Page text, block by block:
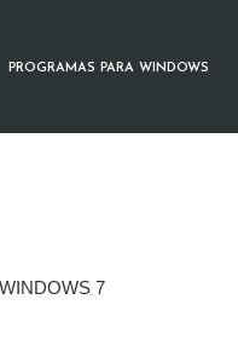
PROGRAMAS PARA WINDOWS
7